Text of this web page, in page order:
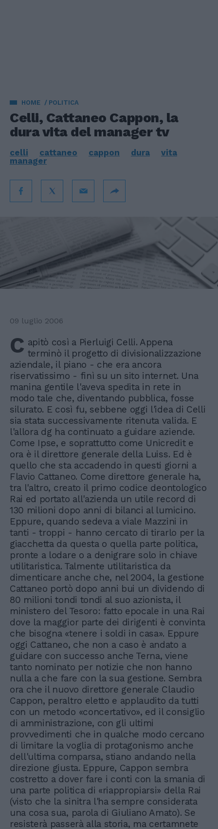
HOME POLITICA
Celli, Cattaneo Cappon, la
dura vita del manager tv
celli cattaneo cappon dura
vita
manager
09 luglio 2006
C apitò così a Pierluigi Celli. Appena
terminò il progetto di divisionalizzazione
aziendale, il piano - che era ancora
riservatissimo - finì su un sito internet. Una
manina gentile l'aveva spedita in rete in
modo tale che, diventando pubblica, fosse
silurato. E così fu, sebbene oggi l'idea di Celli
sia stata successivamente ritenuta valida. E
l'allora dg ha continuato a guidare aziende.
Come Ipse, e soprattutto come Unicredit e
ora è il direttore generale della Luiss. Ed è
quello che sta accadendo in questi giorni a
Flavio Cattaneo. Come direttore generale ha,
tra l'altro, creato il primo codice deontologico
Rai ed portato all'azienda un utile record di
130 milioni dopo anni di bilanci al lumicino.
Eppure, quando sedeva a viale Mazzini in
tanti - troppi - hanno cercato di tirarlo per la
giacchetta da questa o quella parte politica,
pronte a lodare o a denigrare solo in chiave
utilitaristica. Talmente utilitaristica da
dimenticare anche che, nel 2004, la gestione
Cattaneo portò dopo anni bui un dividendo di
80 milioni tondi tondi al suo azionista, il
ministero del Tesoro: fatto epocale in una Rai
dove la maggior parte dei dirigenti è convinta
che bisogna «tenere i soldi in casa». Eppure
oggi Cattaneo, che non a caso è andato a
guidare con successo anche Terna, viene
tanto nominato per notizie che non hanno
nulla a che fare con la sua gestione. Sembra
ora che il nuovo direttore generale Claudio
Cappon, peraltro eletto e applaudito da tutti
con un metodo «concertativo», ed il consiglio
di amministrazione, con gli ultimi
provvedimenti che in qualche modo cercano
di limitare la voglia di protagonismo anche
dell'ultima comparsa, stiano andando nella
direzione giusta. Eppure, Cappon sembra
costretto a dover fare i conti con la smania di
una parte politica di «riappropiarsi» della Rai
(visto che la sinitra l'ha sempre considerata
una cosa sua, parola di Giuliano Amato). Se
resisterà passerà alla storia, ma certamnete